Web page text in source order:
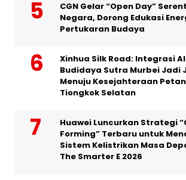
CGN Gelar “Open Day”
Negara, Dorong Edukasi
Pertukaran Budaya
Xinhua Silk Road: Integrasi
Budidaya Sutra Murbei Jadi
Menuju Kesejahteraan
Tiongkok Selatan
Huawei Luncurkan Strategi
Forming” Terbaru untuk
Sistem Kelistrikan Masa
The Smarter E 2026